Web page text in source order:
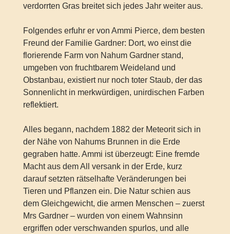
verdorrten Gras breitet sich jedes Jahr weiter aus.
Folgendes erfuhr er von Ammi Pierce, dem besten
Freund der Familie Gardner: Dort, wo einst die
florierende Farm von Nahum Gardner stand,
umgeben von fruchtbarem Weideland und
Obstanbau, existiert nur noch toter Staub, der das
Sonnenlicht in merkwürdigen, unirdischen Farben
reflektiert.
Alles begann, nachdem 1882 der Meteorit sich in
der Nähe von Nahums Brunnen in die Erde
gegraben hatte. Ammi ist überzeugt: Eine fremde
Macht aus dem All versank in der Erde, kurz
darauf setzten rätselhafte Veränderungen bei
Tieren und Pflanzen ein. Die Natur schien aus
dem Gleichgewicht, die armen Menschen – zuerst
Mrs Gardner – wurden von einem Wahnsinn
ergriffen oder verschwanden spurlos, und alle